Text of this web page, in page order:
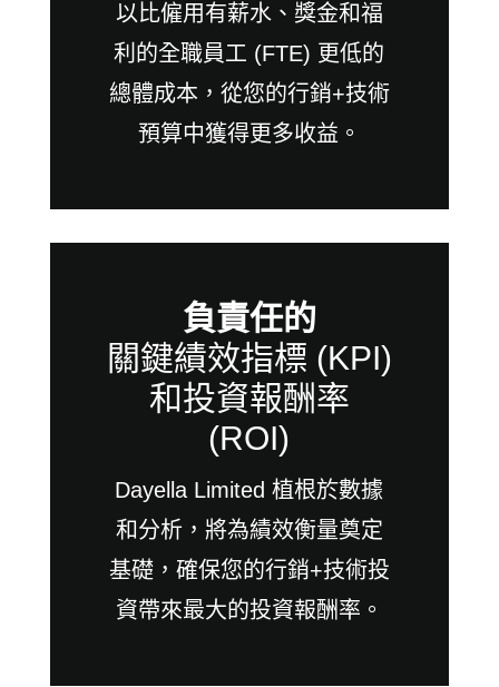
以比僱用有薪水、獎金和福
利的全職員工 (FTE) 更低的
總體成本，從您的行銷+技術
預算中獲得更多收益。
負責任的
關鍵績效指標 (KPI)
和投資報酬率
(ROI)
Dayella Limited 植根於數據
和分析，將為績效衡量奠定
基礎，確保您的行銷+技術投
資帶來最大的投資報酬率。